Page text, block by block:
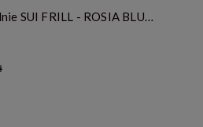
Konges Slojd - Spodnie SUI FRILL - ROSIA BLUE BOW